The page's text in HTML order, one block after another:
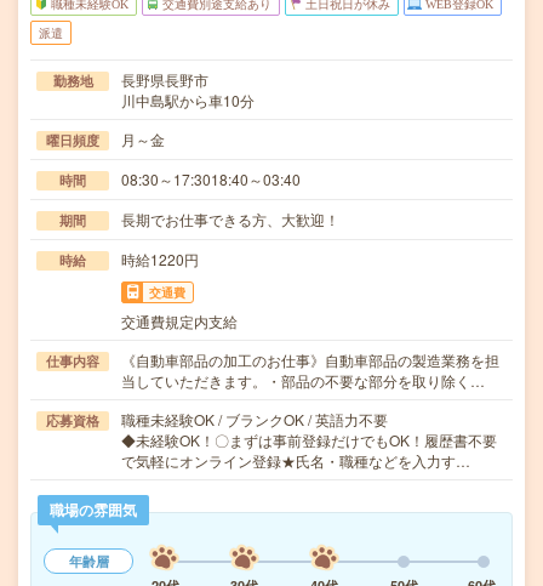
職種未経験OK 交通費別途支給あり 土日祝日が休み WEB登録OK
派遣
勤務地
長野県長野市
川中島駅から車10分
曜日頻度 月～金
時間 08:30～17:3018:40～03:40
期間 長期でお仕事できる方、大歓迎！
時給 時給1220円
交通費
交通費規定内支給
仕事内容
《自動車部品の加工のお仕事》自動車部品の製造業務を担
当していただきます。・部品の不要な部分を取り除く…
応募資格
職種未経験OK / ブランクOK / 英語力不要
◆未経験OK！〇まずは事前登録だけでもOK！履歴書不要
で気軽にオンライン登録★氏名・職種などを入力す…
職場の雰囲気
年齢層